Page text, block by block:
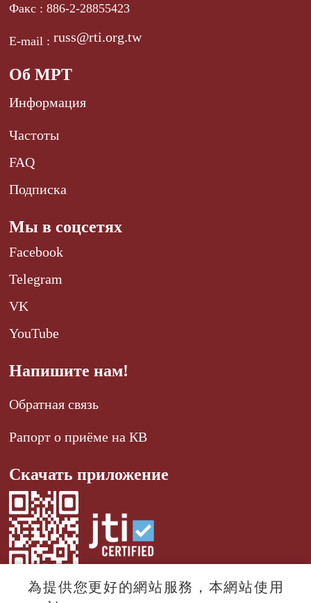
Факс : 886-2-28855423
E-mail :russ@rti.org.tw
Об МРТ
Информация
Частоты
FAQ
Подписка
Мы в соцсетях
Facebook
Telegram
VK
YouTube
Напишите нам!
Обратная связь
Рапорт о приёме на КВ
Скачать приложение
為提供您更好的網站服務，本網站使用